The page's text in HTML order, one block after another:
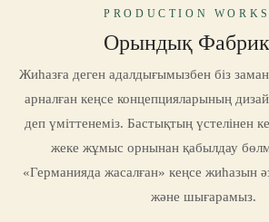
PRODUCTION
Орындық
Жиһазға деген адалдығымызбен біз
арналған кеңсе концепцияларының
деп үміттенеміз. Бастықтың үстелінен
жеке жұмыс орнынан қабылдау
«Германияда жасалған» кеңсе жиһазын
және шығарамыз.